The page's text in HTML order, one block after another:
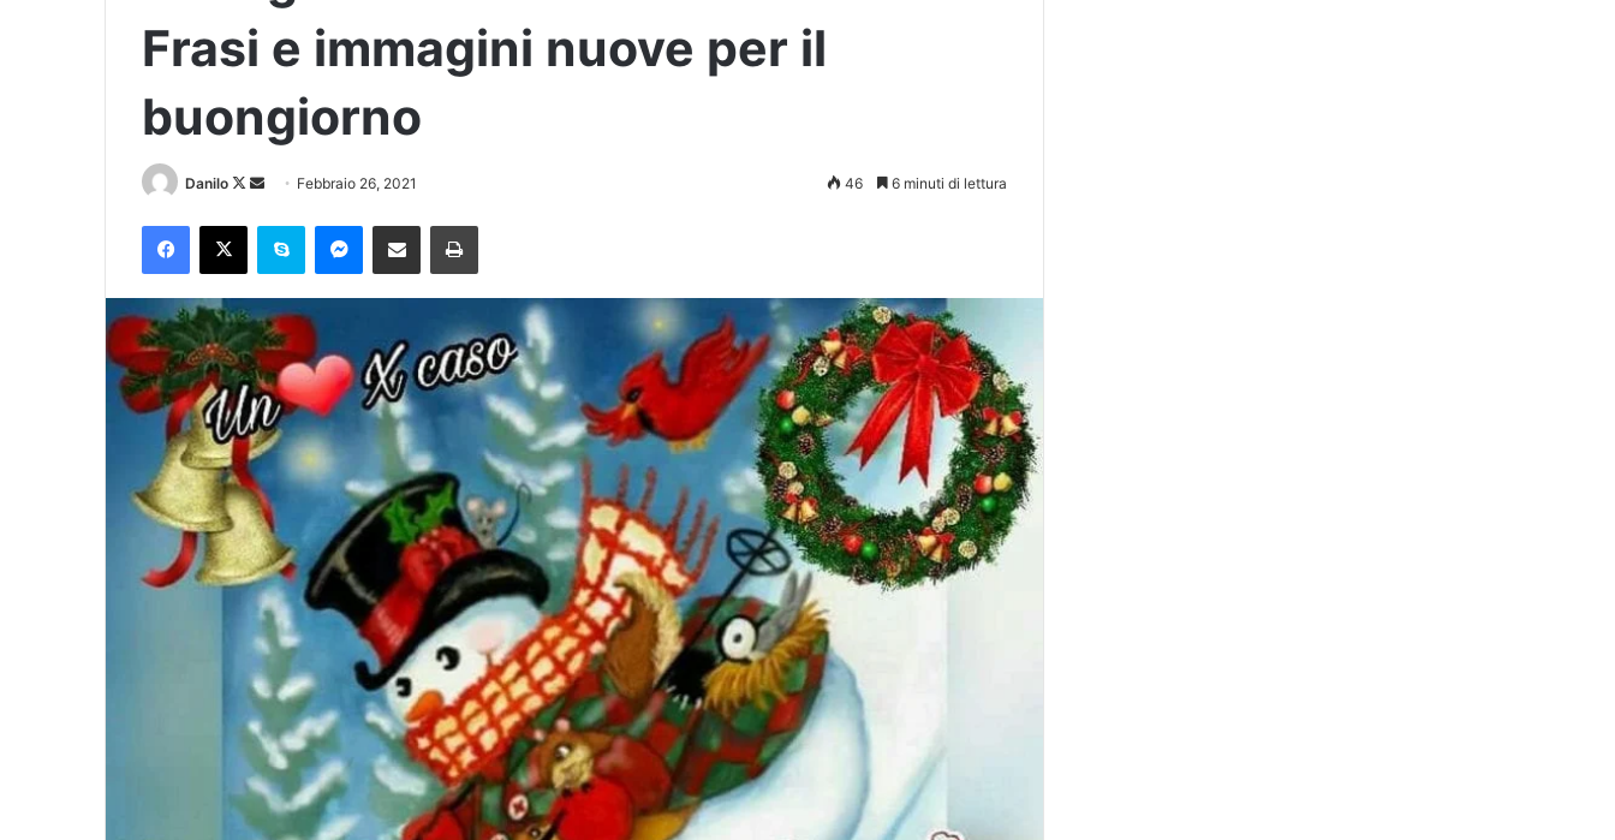
Frasi e immagini nuove per il
buongiorno
Danilo Febbraio 26, 2021 46 6 minuti di lettura